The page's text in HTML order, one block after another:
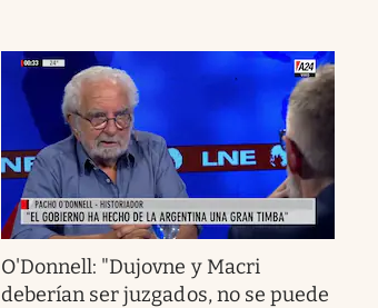
O'Donnell: "Dujovne y Macri
deberían ser juzgados, no se puede